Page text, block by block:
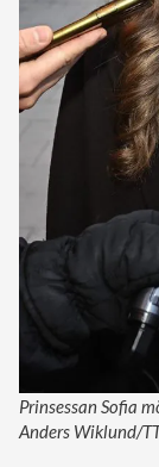
Prinsessan Sofia
Anders Wiklund/